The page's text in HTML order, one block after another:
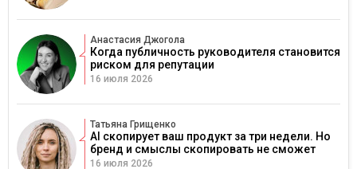
Анастасия Джогола
Когда публичность руководителя становится
риском для репутации
16 июля 2026
Татьяна Грищенко
AI скопирует ваш продукт за три недели. Но
бренд и смыслы скопировать не сможет
16 июля 2026